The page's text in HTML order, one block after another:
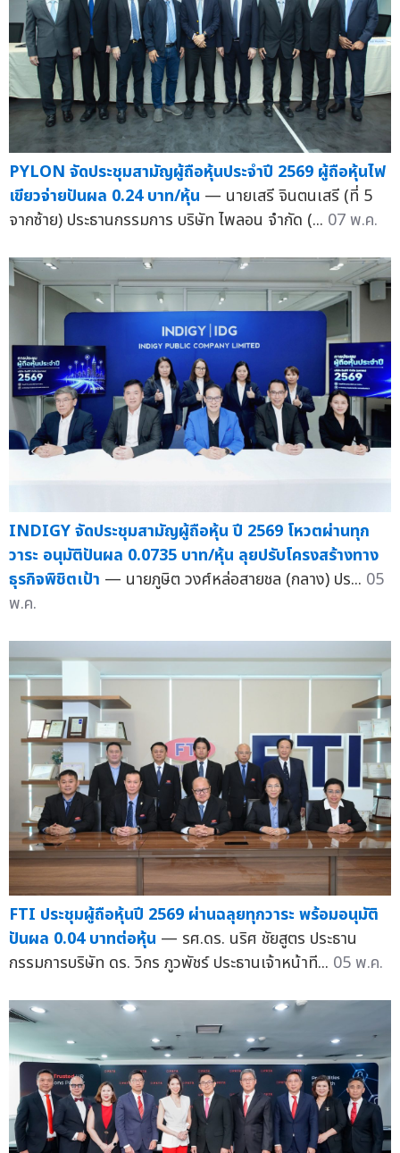
PYLON จัดประชุมสามัญผู้ถือหุ้นประจำปี 2569 ผู้ถือหุ้นไฟ
เขียวจ่ายปันผล 0.24 บาท/หุ้น — นายเสรี จินตนเสรี (ที่ 5
จากซ้าย) ประธานกรรมการ บริษัท ไพลอน จำกัด (... 07 พ.ค.
INDIGY จัดประชุมสามัญผู้ถือหุ้น ปี 2569 โหวตผ่านทุก
วาระ อนุมัติปันผล 0.0735 บาท/หุ้น ลุยปรับโครงสร้างทาง
ธุรกิจพิชิตเป้า — นายภูษิต วงศ์หล่อสายชล (กลาง) ปร... 05
พ.ค.
FTI ประชุมผู้ถือหุ้นปี 2569 ผ่านฉลุยทุกวาระ พร้อมอนุมัติ
ปันผล 0.04 บาทต่อหุ้น — รศ.ดร. นริศ ชัยสูตร ประธาน
กรรมการบริษัท ดร. วิกร ภูวพัชร์ ประธานเจ้าหน้าที... 05 พ.ค.